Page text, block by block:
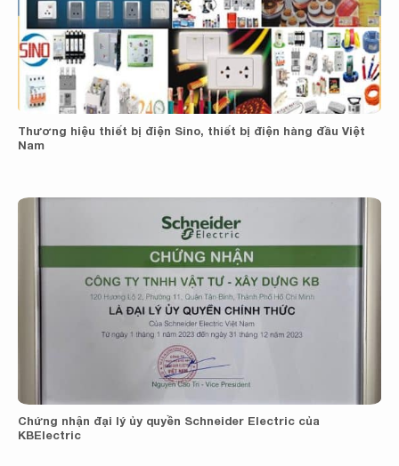
Thương hiệu thiết bị điện Sino, thiết bị điện hàng đầu Việt
Nam
Chứng nhận đại lý ủy quyền Schneider Electric của
KBElectric